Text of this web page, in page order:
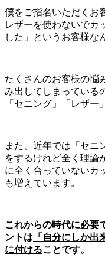
僕をご指名いただくお
レザーを使わないでカ
した」というお客様な
たくさんのお客様の悩
み出してしまっている
「セニング」「レザー
また、近年では「セニ
をするけれど全く理論
に全く合っていないカ
も増えています。
これからの時代に必要
ントは 「自分にしか
に付けることです。